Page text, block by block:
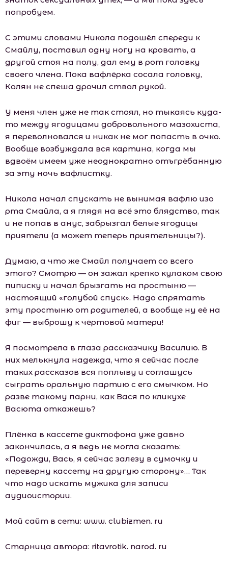
попробуем.
С этими словами Никола подошёл спереди к
Смайлу, поставил одну ногу на кровать, а
другой стоя на полу, дал ему в рот головку
своего члена. Пока вафлёрка сосала головку,
Колян не спеша дрочил ствол рукой.
У меня член уже не так стоял, но тыкаясь куда-
то между ягодицами добровольного мазохиста,
я переволновался и никак не мог попасть в очко.
Вообще возбуждала вся картина, когда мы
вдвоём имеем уже неоднократно отъгрёбанную
за эту ночь вафлистку.
Никола начал спускать не вынимая вафлю изо
рта Смайла, а я глядя на всё это блядство, так
и не попав в анус, забрызгал белые ягодицы
приятели (а может теперь приятельницы?).
Думаю, а что же Смайл получает со всего
этого? Смотрю — он зажал крепко кулаком свою
пиписку и начал брызгать на простыню —
настоящий «голубой спуск». Надо спрятать
эту простыню от родителей, а вообще ну её на
фиг — выброшу к чёртовой матери!
Я посмотрела в глаза рассказчику Василию. В
них мелькнула надежда, что я сейчас после
таких рассказов вся поплыву и соглашусь
сыграть оральную партию с его смычком. Но
разве такому парни, как Вася по кликухе
Васюта откажешь?
Плёнка в кассете диктофона уже давно
закончилась, а я ведь не могла сказать:
«Подожди, Вась, я сейчас залезу в сумочку и
переверну кассету на другую сторону»… Так
что надо искать мужика для записи
аудиоистории.
Мой сайт в сети: www. clubizmеn. ru
Старница автора: ritаvrоtik. nаrоd. ru